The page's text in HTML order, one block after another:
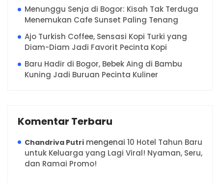
Menunggu Senja di Bogor: Kisah Tak Terduga
Menemukan Cafe Sunset Paling Tenang
Ajo Turkish Coffee, Sensasi Kopi Turki yang
Diam-Diam Jadi Favorit Pecinta Kopi
Baru Hadir di Bogor, Bebek Aing di Bambu
Kuning Jadi Buruan Pecinta Kuliner
Komentar Terbaru
Chandriva Putri mengenai 10 Hotel Tahun Baru
untuk Keluarga yang Lagi Viral! Nyaman, Seru,
dan Ramai Promo!